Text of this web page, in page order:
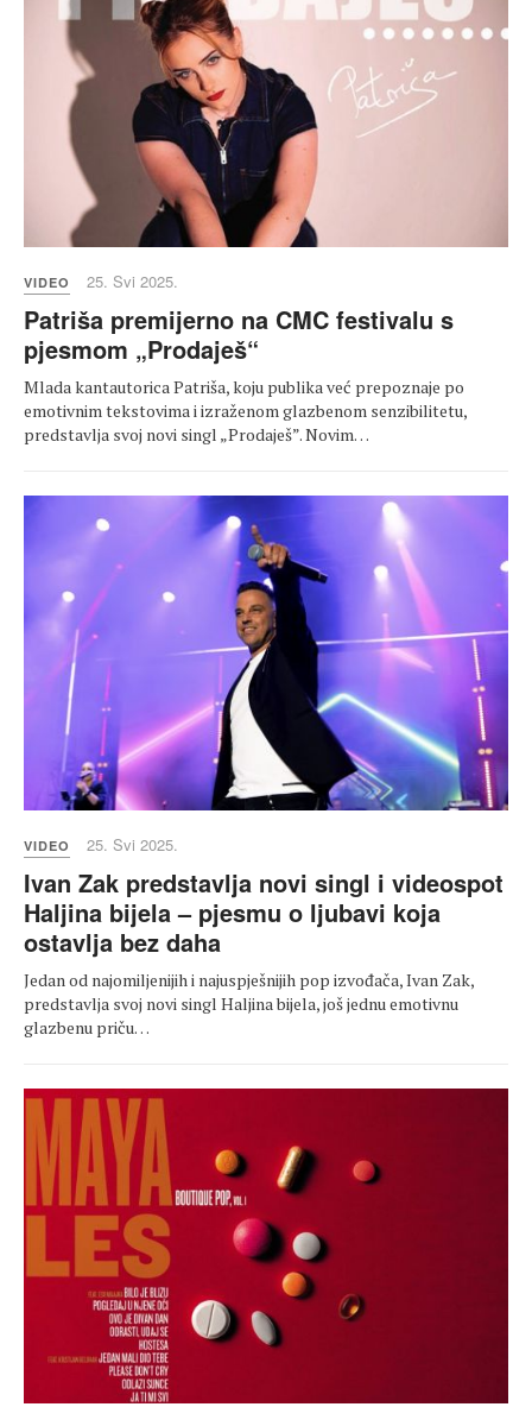
VIDEO 25. Svi 2025.
Patriša premijerno na CMC festivalu s
pjesmom „Prodaješ“
Mlada kantautorica Patriša, koju publika već prepoznaje po
emotivnim tekstovima i izraženom glazbenom senzibilitetu,
predstavlja svoj novi singl „Prodaješ”. Novim…
VIDEO 25. Svi 2025.
Ivan Zak predstavlja novi singl i videospot
Haljina bijela – pjesmu o ljubavi koja
ostavlja bez daha
Jedan od najomiljenijih i najuspješnijih pop izvođača, Ivan Zak,
predstavlja svoj novi singl Haljina bijela, još jednu emotivnu
glazbenu priču…